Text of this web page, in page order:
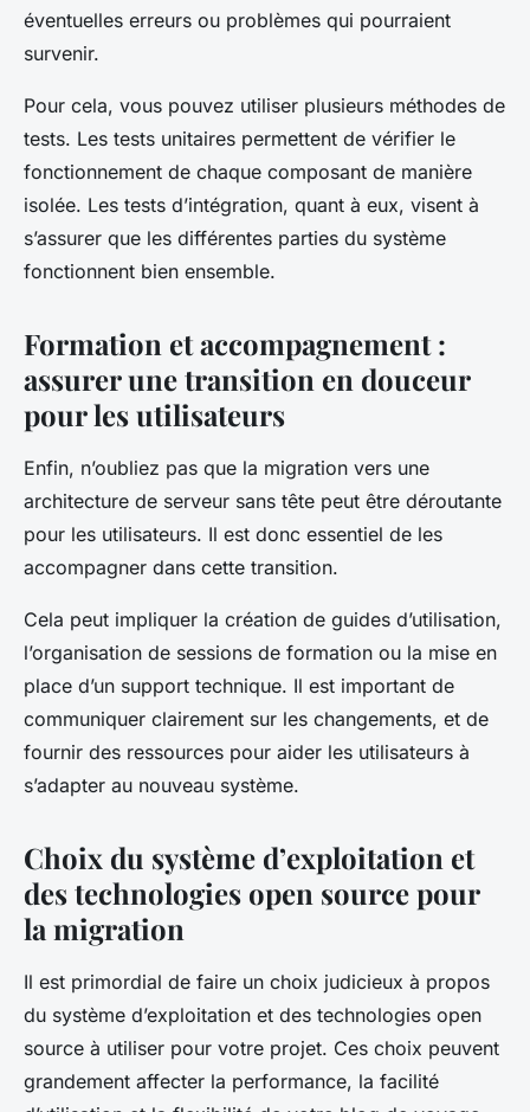
éventuelles erreurs ou problèmes qui pourraient
survenir.
Pour cela, vous pouvez utiliser plusieurs méthodes de
tests. Les tests unitaires permettent de vérifier le
fonctionnement de chaque composant de manière
isolée. Les tests d’intégration, quant à eux, visent à
s’assurer que les différentes parties du système
fonctionnent bien ensemble.
Formation et accompagnement :
assurer une transition en douceur
pour les utilisateurs
Enfin, n’oubliez pas que la migration vers une
architecture de serveur sans tête peut être déroutante
pour les utilisateurs. Il est donc essentiel de les
accompagner dans cette transition.
Cela peut impliquer la création de guides d’utilisation,
l’organisation de sessions de formation ou la mise en
place d’un support technique. Il est important de
communiquer clairement sur les changements, et de
fournir des ressources pour aider les utilisateurs à
s’adapter au nouveau système.
Choix du système d’exploitation et
des technologies open source pour
la migration
Il est primordial de faire un choix judicieux à propos
du système d’exploitation et des technologies open
source à utiliser pour votre projet. Ces choix peuvent
grandement affecter la performance, la facilité